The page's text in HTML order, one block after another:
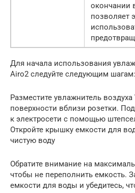
окончании
позволяет
Для начала использования
Airo2 следуйте следующим шагам:
Разместите увлажнитель
поверхности вблизи розетки.
к электросети с помощью
Откройте крышку емкости для
чистую воду
Обратите внимание на
чтобы не переполнить емкость.
емкости для воды и убедитесь,